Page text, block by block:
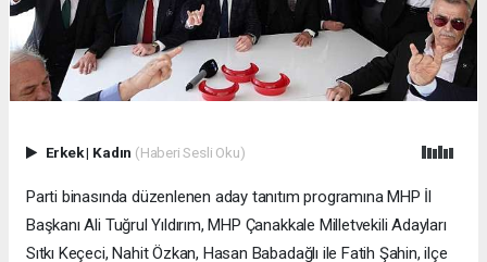
Erkek| Kadın (Haberi Sesli Oku)
Parti binasında düzenlenen aday tanıtım programına MHP İl
Başkanı Ali Tuğrul Yıldırım, MHP Çanakkale Milletvekili Adayları
Sıtkı Keçeci, Nahit Özkan, Hasan Babadağlı ile Fatih Şahin, ilçe